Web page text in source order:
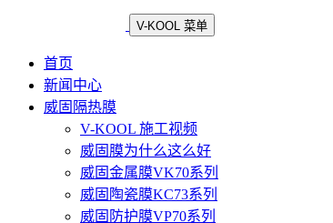
V-KOOL 菜单
首页
新闻中心
威固隔热膜
V-KOOL 施工视频
威固膜为什么这么好
威固金属膜VK70系列
威固陶瓷膜KC73系列
威固防护膜VP70系列